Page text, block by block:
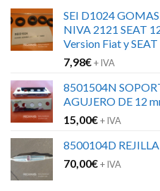
SEI D1024
NIVA 2121 SEAT
Version Fiat y
7,98€+ IVA
8501504N
AGUJERO DE 12
15,00€+ IVA
8500104D
70,00€+ IVA